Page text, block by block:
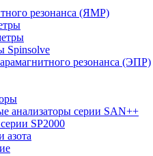
резонанса (ЯМР)
Spinsolve
резонанса (ЭПР)
анализаторы серии SAN++
SP2000
азота